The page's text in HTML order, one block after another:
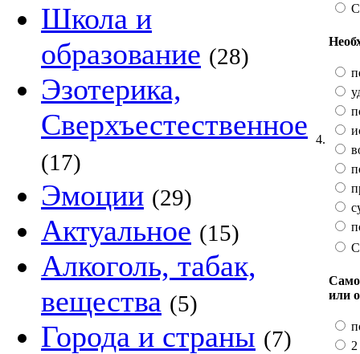
Школа и
образование (28)
Эзотерика,
Сверхъестественное
(17)
Эмоции (29)
Актуальное (15)
Алкоголь, табак,
вещества (5)
Города и страны (7)
4.
или
2